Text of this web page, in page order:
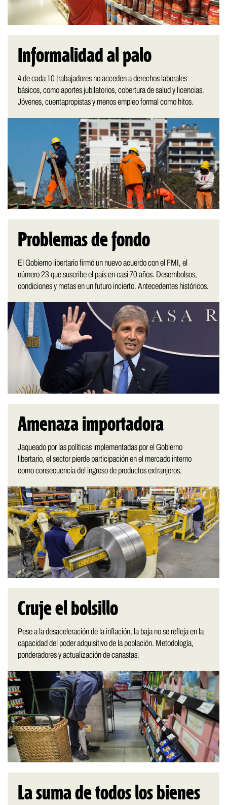
Informalidad al palo
4 de cada 10 trabajadores no acceden a derechos laborales
básicos, como aportes jubilatorios, cobertura de salud y licencias.
Jóvenes, cuentapropistas y menos empleo formal como hitos.
Problemas de fondo
El Gobierno libertario firmó un nuevo acuerdo con el FMI, el
número 23 que suscribe el país en casi 70 años. Desembolsos,
condiciones y metas en un futuro incierto. Antecedentes históricos.
Amenaza importadora
Jaqueado por las políticas implementadas por el Gobierno
libertario, el sector pierde participación en el mercado interno
como consecuencia del ingreso de productos extranjeros.
Cruje el bolsillo
Pese a la desaceleración de la inflación, la baja no se refleja en la
capacidad del poder adquisitivo de la población. Metodología,
ponderadores y actualización de canastas.
La suma de todos los bienes